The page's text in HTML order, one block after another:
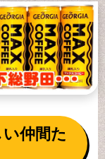
仲間た